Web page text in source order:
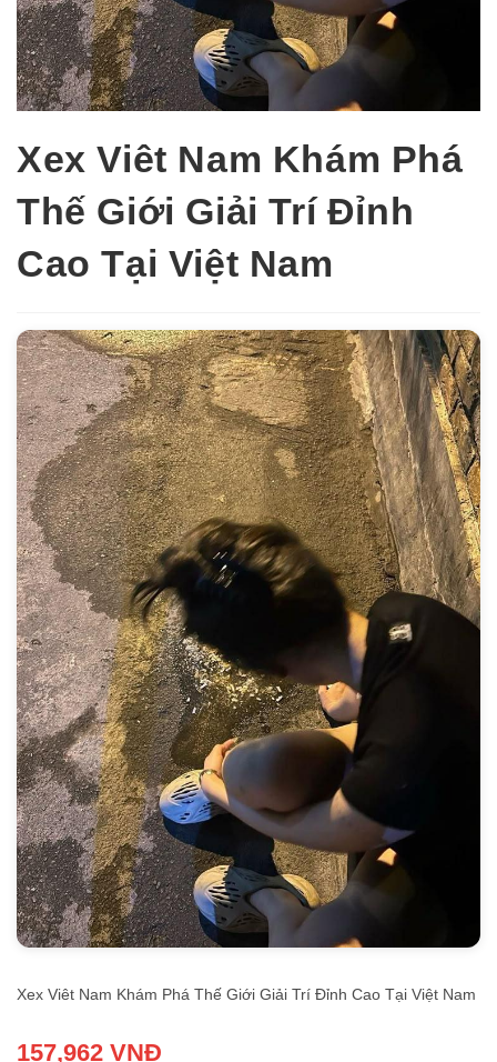
Xex Viêt Nam Khám Phá
Thế Giới Giải Trí Đỉnh
Cao Tại Việt Nam
Xex Viêt Nam Khám Phá Thế Giới Giải Trí Đỉnh Cao Tại Việt Nam
157,962 VNĐ